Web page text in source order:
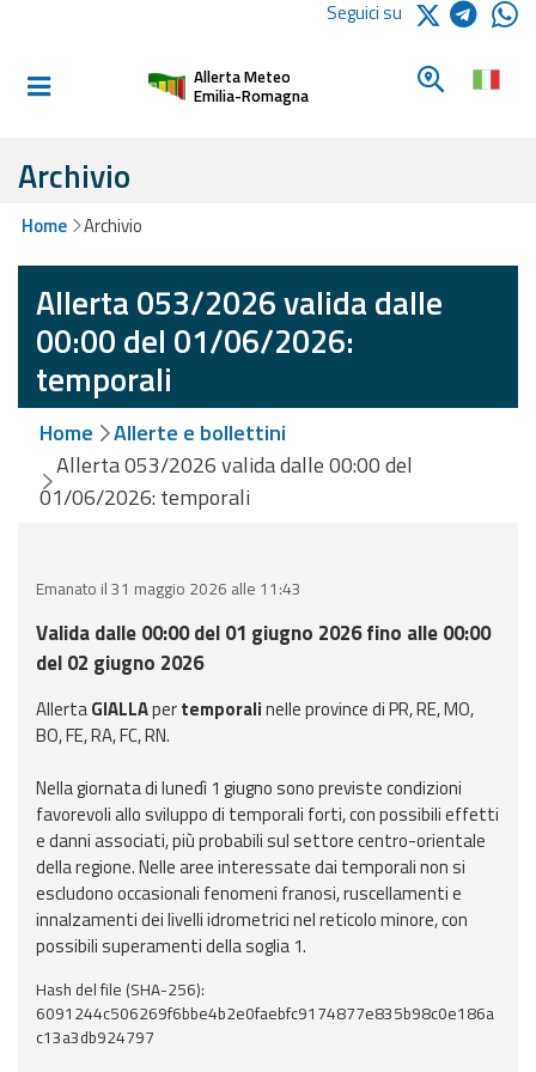
Informati e
Allerte E
Allerte e
Bollettini
Meteo
Allerte e
Bollettini
Valanghe
Previsioni meteo e
marine
Dati osservati
Radar meteo
Strumenti
Operativi
Report
Seguici su
Allerta Meteo
Emilia-Romagna
Cerca un
Archivio
Home Archivio
Allerta 053/2026 valida dalle
00:00 del 01/06/2026:
temporali
Home
Allerte e bollettini
Allerta 053/2026 valida dalle 00:00 del
01/06/2026: temporali
Emanato il 31 maggio 2026 alle 11:43
Valida dalle 00:00 del 01 giugno 2026 fino alle 00:00
del 02 giugno 2026
AllertaGIALLApertemporalinelle province di PR, RE, MO,
BO, FE, RA, FC, RN.
Nella giornata di lunedì 1 giugno sono previste condizioni
favorevoli allo sviluppo di temporali forti, con possibili effetti
e danni associati, più probabili sul settore centro-orientale
della regione. Nelle aree interessate dai temporali non si
escludono occasionali fenomeni franosi, ruscellamenti e
innalzamenti dei livelli idrometrici nel reticolo minore, con
possibili superamenti della soglia 1.
Hash del file (SHA-256):
6091244c506269f6bbe4b2e0faebfc9174877e835b98c0e186a
c13a3db924797